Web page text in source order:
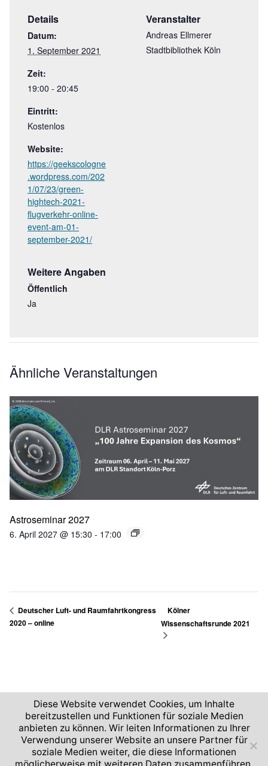
Details
Datum:
1. September 2021
Zeit:
19:00 - 20:45
Eintritt:
Kostenlos
Website:
https://geekscologne
.wordpress.com/202
1/07/23/green-
hightech-2021-
flugverkehr-online-
event-am-01-
september-2021/
Veranstalter
Andreas Ellmerer
Stadtbibliothek Köln
Weitere Angaben
Öffentlich
Ja
Ähnliche Veranstaltungen
Astroseminar 2027
6. April 2027 @ 15:30 - 17:00
Deutscher Luft- und Raumfahrtkongress
2020 – online
Kölner
Wissenschaftsrunde 2021
2026 © Deutsches Zentrum für Luft- und Raumfahrt
Impressum und Nutzungsbedingungen
Datenschutz
Diese Website verwendet Cookies, um Inhalte
bereitzustellen und Funktionen für soziale Medien
anbieten zu können. Wir leiten Informationen zu Ihrer
Verwendung unserer Website an unsere Partner für
soziale Medien weiter, die diese Informationen